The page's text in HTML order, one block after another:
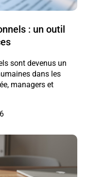
: un outil
sont devenus un
dans les
managers et